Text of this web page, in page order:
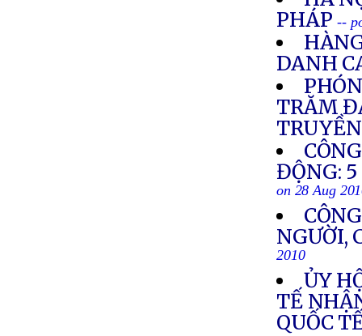
PHÁP--
DANH
TRĂM
TRUYỀN
ĐỘNG:
on 28 Aug
NGƯỜI,
2010
ỦY
TẾ
QUỐC